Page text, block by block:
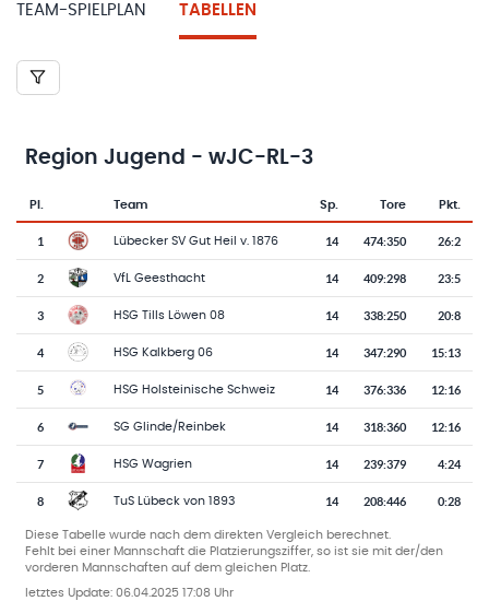
TEAM-SPIELPLAN TABELLEN
Region Jugend - wJC-RL-3
Tabelle mit Vereinsplatzierungen, Spielen, Toren und Punkten
Pl.
Team-Logo
Team Sp. Tore Pkt.
1 Lübecker SV Gut Heil v. 1876 14 474:350 26:2
2 VfL Geesthacht 14 409:298 23:5
3 HSG Tills Löwen 08 14 338:250 20:8
4 HSG Kalkberg 06 14 347:290 15:13
5 HSG Holsteinische Schweiz 14 376:336 12:16
6 SG Glinde/Reinbek 14 318:360 12:16
7 HSG Wagrien 14 239:379 4:24
8 TuS Lübeck von 1893 14 208:446 0:28
Diese Tabelle wurde nach dem direkten Vergleich berechnet.
Fehlt bei einer Mannschaft die Platzierungsziffer, so ist sie mit der/den
vorderen Mannschaften auf dem gleichen Platz.
letztes Update: 06.04.2025 17:08 Uhr